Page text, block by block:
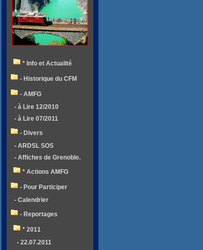
* Info et Actualité
- Historique du CFM
- AMFG
- à Lire 12/2010
- à Lire 07/2011
- Divers
- ARDSL SOS
- Affiches de Grenoble.
* Actions AMFG
- Pour Participer
- Calendrier
- Reportages
* 2011
- 22.07.2011